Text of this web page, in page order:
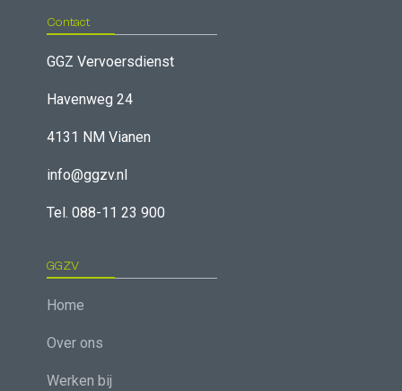
Contact
GGZ Vervoersdienst
Havenweg 24
4131 NM Vianen
info@ggzv.nl
Tel. 088-11 23 900
GGZV
Home
Over ons
Werken bij